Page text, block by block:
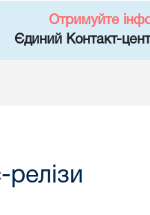
Отримуйте
Єдиний Контакт-
релізи